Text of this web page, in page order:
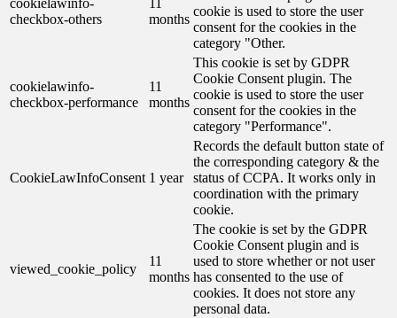
cookielawinfo-
checkbox-others
11
months
cookie is used to store the user
consent for the cookies in the
category "Other.
cookielawinfo-
checkbox-performance
11
months
This cookie is set by GDPR
Cookie Consent plugin. The
cookie is used to store the user
consent for the cookies in the
category "Performance".
CookieLawInfoConsent 1 year
Records the default button state of
the corresponding category & the
status of CCPA. It works only in
coordination with the primary
cookie.
viewed_cookie_policy
11
months
The cookie is set by the GDPR
Cookie Consent plugin and is
used to store whether or not user
has consented to the use of
cookies. It does not store any
personal data.